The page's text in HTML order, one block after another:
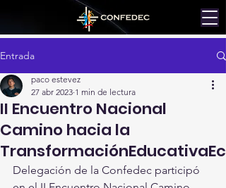
Entrada
II Encuentro Nacional
Camino hacia la
TransformaciónEducativaEc
paco estevez
27 abr 2023 1 min de lectura
Delegación de la Confedec participó